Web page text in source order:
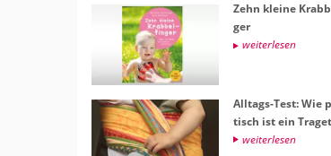
Zehn klei­ne
ger
wei­ter­le­sen
All­tags-Test: Wie
tisch ist ein
wei­ter­le­sen